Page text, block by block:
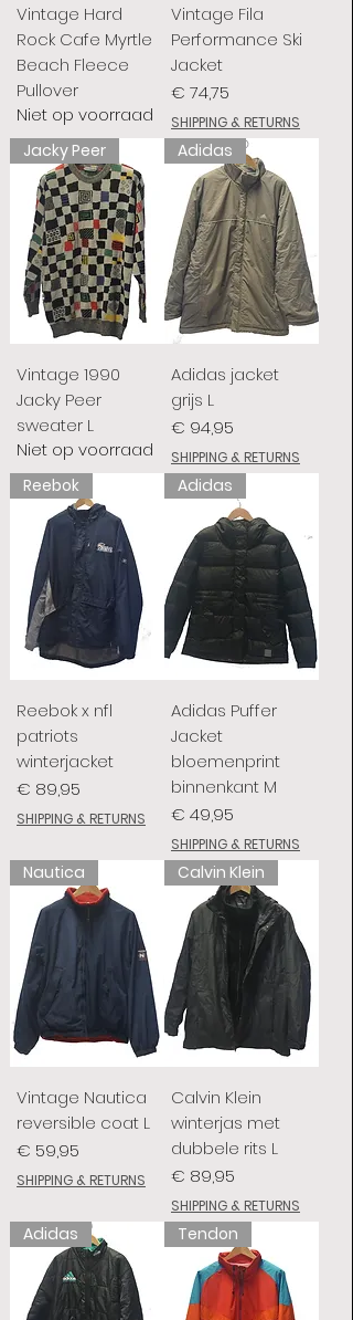
Vintage Hard
Rock Cafe Myrtle
Beach Fleece
Pullover
Niet op voorraad
Vintage Fila
Performance Ski
Jacket
Prijs
€ 74,75
SHIPPING & RETURNS
Jacky Peer
Vintage 1990
Jacky Peer
sweater L
Niet op voorraad
Adidas
Adidas jacket
grijs L
Prijs
€ 94,95
SHIPPING & RETURNS
Reebok
Reebok x nfl
patriots
winterjacket
Prijs
€ 89,95
SHIPPING & RETURNS
Adidas
Adidas Puffer
Jacket
bloemenprint
binnenkant M
Prijs
€ 49,95
SHIPPING & RETURNS
Nautica
Vintage Nautica
reversible coat L
Prijs
€ 59,95
SHIPPING & RETURNS
Calvin Klein
Calvin Klein
winterjas met
dubbele rits L
Prijs
€ 89,95
SHIPPING & RETURNS
Adidas Tendon